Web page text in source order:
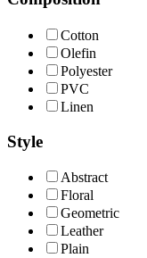
Cotton
Olefin
Polyester
PVC
Linen
Style
Abstract
Floral
Geometric
Leather
Plain